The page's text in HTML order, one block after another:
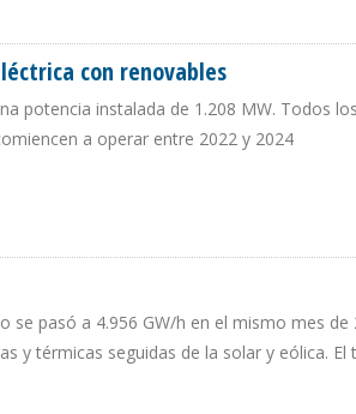
con renovables
potencia instalada de 1.208 MW. Todos los
a operar entre 2022 y 2024
se pasó a 4.956 GW/h en el mismo mes de
y térmicas seguidas de la solar y eólica. El